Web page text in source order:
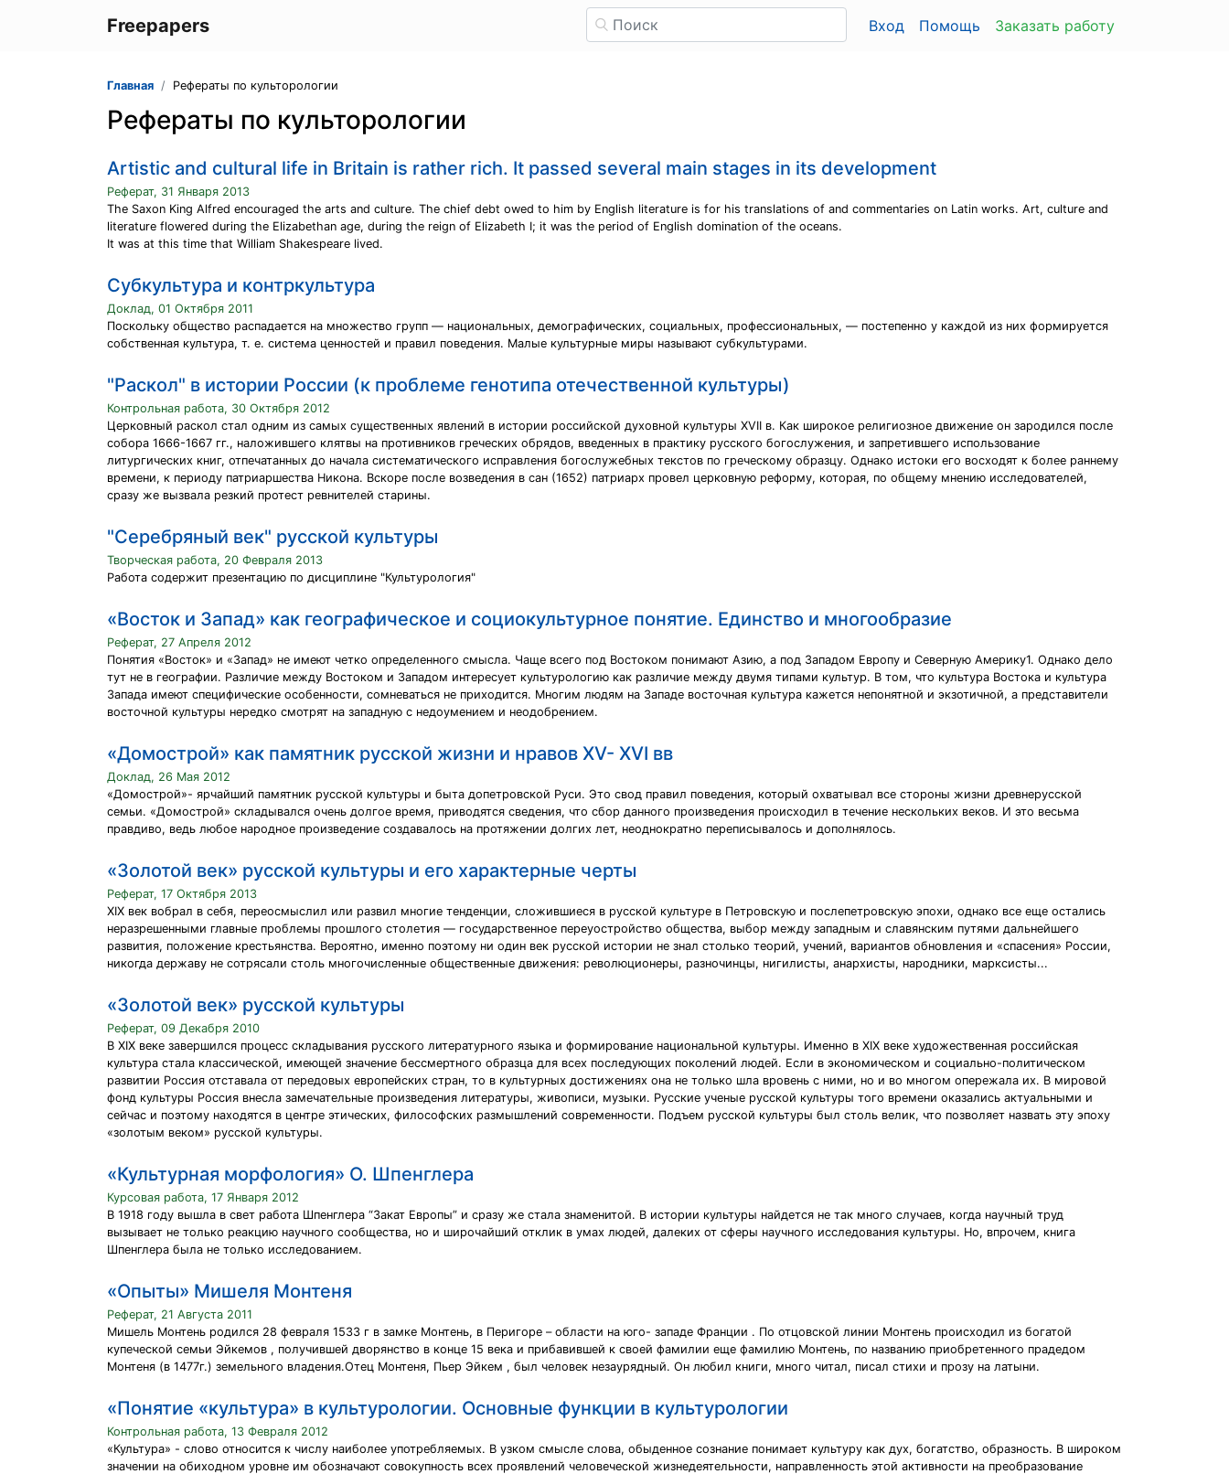
Freepapers Вход Помощь Заказать работу
Главная Рефераты по культорологии
Рефераты по культорологии
Artistic and cultural life in Britain is rather rich. It passed several main stages in its development
Реферат, 31 Января 2013
The Saxon King Alfred encouraged the arts and culture. The chief debt owed to him by English literature is for his translations of and commentaries on Latin works. Art, culture and
literature flowered during the Elizabethan age, during the reign of Elizabeth I; it was the period of English domination of the oceans.
It was at this time that William Shakespeare lived.
Cубкультура и контркультура
Доклад, 01 Октября 2011
Поскольку общество распадается на множество групп — национальных, демографических, социальных, профессиональных, — постепенно у каждой из них формируется
собственная культура, т. е. система ценностей и правил поведения. Малые культурные миры называют субкультурами.
"Раскол" в истории России (к проблеме генотипа отечественной культуры)
Контрольная работа, 30 Октября 2012
Церковный раскол стал одним из самых существенных явлений в истории российской духовной культуры XVII в. Как широкое религиозное движение он зародился после
собора 1666-1667 гг., наложившего клятвы на противников греческих обрядов, введенных в практику русского богослужения, и запретившего использование
литургических книг, отпечатанных до начала систематического исправления богослужебных текстов по греческому образцу. Однако истоки его восходят к более раннему
времени, к периоду патриаршества Никона. Вскоре после возведения в сан (1652) патриарх провел церковную реформу, которая, по общему мнению исследователей,
сразу же вызвала резкий протест ревнителей старины.
"Серебряный век" русской культуры
Творческая работа, 20 Февраля 2013
Работа содержит презентацию по дисциплине "Культурология"
«Восток и Запад» как географическое и социокультурное понятие. Единство и многообразие
Реферат, 27 Апреля 2012
Понятия «Восток» и «Запад» не имеют четко определенного смысла. Чаще всего под Востоком понимают Азию, а под Западом Европу и Северную Америку1. Однако дело
тут не в географии. Различие между Востоком и Западом интересует культурологию как различие между двумя типами культур. В том, что культура Востока и культура
Запада имеют специфические особенности, сомневаться не приходится. Многим людям на Западе восточная культура кажется непонятной и экзотичной, а представители
восточной культуры нередко смотрят на западную с недоумением и неодобрением.
«Домострой» как памятник русской жизни и нравов XV- XVI вв
Доклад, 26 Мая 2012
«Домострой»- ярчайший памятник русской культуры и быта допетровской Руси. Это свод правил поведения, который охватывал все стороны жизни древнерусской
семьи. «Домострой» складывался очень долгое время, приводятся сведения, что сбор данного произведения происходил в течение нескольких веков. И это весьма
правдиво, ведь любое народное произведение создавалось на протяжении долгих лет, неоднократно переписывалось и дополнялось.
«Золотой век» русской культуры и его характерные черты
Реферат, 17 Октября 2013
XIX век вобрал в себя, переосмыслил или развил многие тенденции, сложившиеся в русской культуре в Петровскую и послепетровскую эпохи, однако все еще остались
неразрешенными главные проблемы прошлого столетия — государственное переуостройство общества, выбор между западным и славянским путями дальнейшего
развития, положение крестьянства. Вероятно, именно поэтому ни один век русской истории не знал столько теорий, учений, вариантов обновления и «спасения» России,
никогда державу не сотрясали столь многочисленные общественные движения: революционеры, разночинцы, нигилисты, анархисты, народники, марксисты...
«Золотой век» русской культуры
Реферат, 09 Декабря 2010
В XIX веке завершился процесс складывания русского литературного языка и формирование национальной культуры. Именно в XIX веке художественная российская
культура стала классической, имеющей значение бессмертного образца для всех последующих поколений людей. Если в экономическом и социально-политическом
развитии Россия отставала от передовых европейских стран, то в культурных достижениях она не только шла вровень с ними, но и во многом опережала их. В мировой
фонд культуры Россия внесла замечательные произведения литературы, живописи, музыки. Русские ученые русской культуры того времени оказались актуальными и
сейчас и поэтому находятся в центре этических, философских размышлений современности. Подъем русской культуры был столь велик, что позволяет назвать эту эпоху
«золотым веком» русской культуры.
«Культурная морфология» О. Шпенглера
Курсовая работа, 17 Января 2012
В 1918 году вышла в свет работа Шпенглера “Закат Европы” и сразу же стала знаменитой. В истории культуры найдется не так много случаев, когда научный труд
вызывает не только реакцию научного сообщества, но и широчайший отклик в умах людей, далеких от сферы научного исследования культуры. Но, впрочем, книга
Шпенглера была не только исследованием.
«Опыты» Мишеля Монтеня
Реферат, 21 Августа 2011
Мишель Монтень родился 28 февраля 1533 г в замке Монтень, в Перигоре – области на юго- западе Франции . По отцовской линии Монтень происходил из богатой
купеческой семьи Эйкемов , получившей дворянство в конце 15 века и прибавившей к своей фамилии еще фамилию Монтень, по названию приобретенного прадедом
Монтеня (в 1477г.) земельного владения.Отец Монтеня, Пьер Эйкем , был человек незаурядный. Он любил книги, много читал, писал стихи и прозу на латыни.
«Понятие «культура» в культурологии. Основные функции в культурологии
Контрольная работа, 13 Февраля 2012
«Культура» - слово относится к числу наиболее употребляемых. В узком смысле слова, обыденное сознание понимает культуру как дух, богатство, образность. В широком
значении на обиходном уровне им обозначают совокупность всех проявлений человеческой жизнедеятельности, направленность этой активности на преобразование